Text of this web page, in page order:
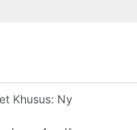
Khusus: Nyaluyukeun